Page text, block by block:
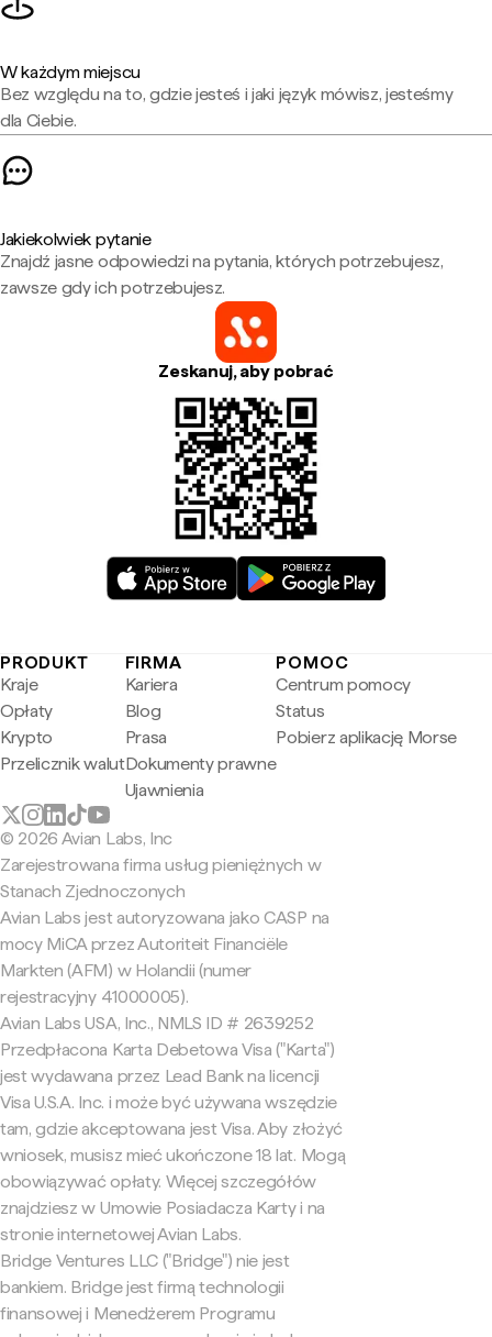
W każdym miejscu
Bez względu na to, gdzie jesteś i jaki język mówisz, jesteśmy
dla Ciebie.
Jakiekolwiek pytanie
Znajdź jasne odpowiedzi na pytania, których potrzebujesz,
zawsze gdy ich potrzebujesz.
Zeskanuj, aby pobrać
PRODUKT
Kraje
Opłaty
Krypto
Przelicznik walut
FIRMA
Kariera
Blog
Prasa
Dokumenty prawne
Ujawnienia
POMOC
Centrum pomocy
Status
Pobierz aplikację Morse
© 2026 Avian Labs, Inc
Zarejestrowana firma usług pieniężnych w
Stanach Zjednoczonych
Avian Labs jest autoryzowana jako CASP na
mocy MiCA przez Autoriteit Financiële
Markten (AFM) w Holandii (numer
rejestracyjny 41000005).
Avian Labs USA, Inc., NMLS ID # 2639252
Przedpłacona Karta Debetowa Visa ("Karta")
jest wydawana przez Lead Bank na licencji
Visa U.S.A. Inc. i może być używana wszędzie
tam, gdzie akceptowana jest Visa. Aby złożyć
wniosek, musisz mieć ukończone 18 lat. Mogą
obowiązywać opłaty. Więcej szczegółów
znajdziesz w Umowie Posiadacza Karty i na
stronie internetowej Avian Labs.
Bridge Ventures LLC ("Bridge") nie jest
bankiem. Bridge jest firmą technologii
finansowej i Menedżerem Programu